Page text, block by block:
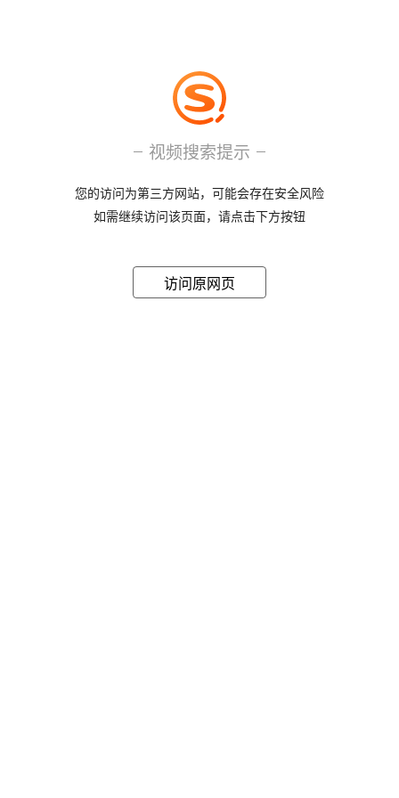
视频搜索提示
您的访问为第三方网站，可能会存在安全风险
如需继续访问该页面，请点击下方按钮
访问原网页